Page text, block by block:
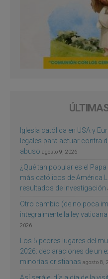
Iglesia católica en USA y
legales para actuar contra
abuso agosto 9, 2026
¿Qué tan popular es el
más católicos de América
resultados de investigación
Otro cambio (de no poca
integralmente la ley
2026
Los 5 peores lugares del
2026: declaraciones de un
minorías cristianas agosto 8,